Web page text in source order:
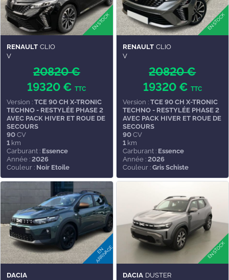
RENAULT CLIO
V
20820 €
19320 €TTC
Version : TCE 90 CH X-TRONIC
TECHNO - RESTYLÉE PHASE 2
AVEC PACK HIVER ET ROUE DE
SECOURS
90 CV
1 km
Carburant : Essence
Année : 2026
Couleur : Noir Etoile
RENAULT CLIO
V
20820 €
19320 € TTC
Version : TCE 90 CH X-TRONIC
TECHNO - RESTYLÉE PHASE 2
AVEC PACK HIVER ET ROUE DE
SECOURS
90CV
1km
Carburant : Essence
Année : 2026
Couleur : Gris Schiste
DACIA
DACIA DUSTER